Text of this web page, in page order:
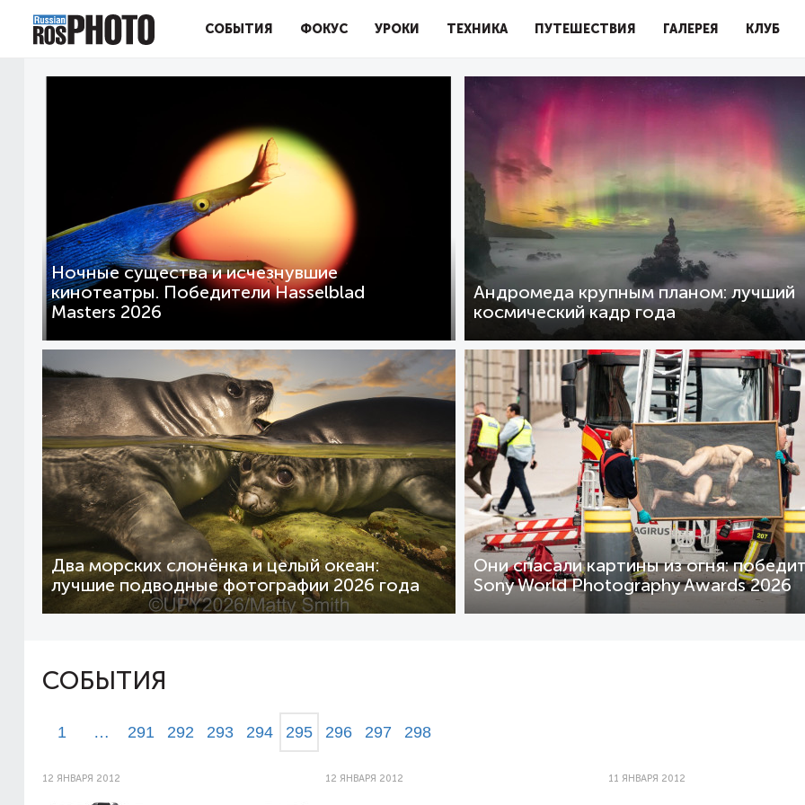
СОБЫТИЯ ФОКУС УРОКИ ТЕХНИКА ПУТЕШЕСТВИЯ ГАЛЕРЕЯ КЛУБ
Ночные существа и исчезнувшие
кинотеатры. Победители Hasselblad
Masters 2026
Андромеда крупным планом: лучший
космический кадр года
Два морских слонёнка и целый океан:
лучшие подводные фотографии 2026 года
Они спасали картины из огня:
Sony World Photography Awards 2026
СОБЫТИЯ
1 … 291 292 293 294 295 296 297 298
12 ЯНВАРЯ 2012 12 ЯНВАРЯ 2012 11 ЯНВАРЯ 2012